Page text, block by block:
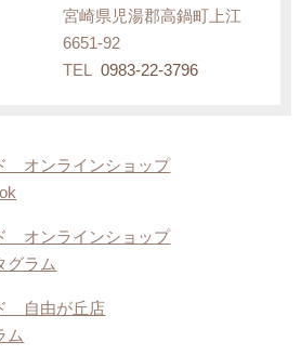
宮崎県児湯郡高鍋町上江
6651-92
TEL 0983-22-3796
オンラインショップ
オンラインショップ
グラム
自由が丘店
ム